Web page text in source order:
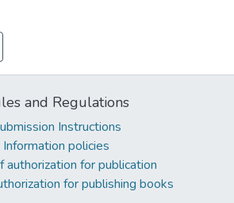
and Regulations
Instructions
Information policies
authorization for publication
for publishing books